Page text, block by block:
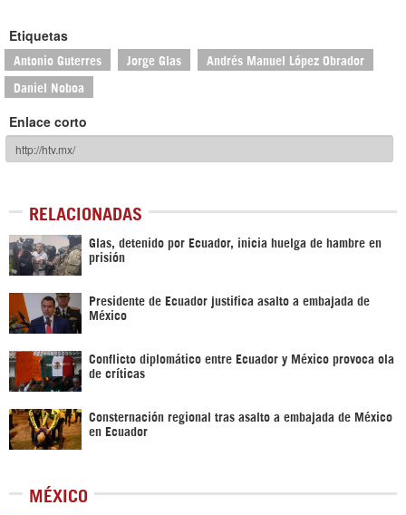
Etiquetas
Antonio Guterres Jorge Glas Andrés Manuel López Obrador
Daniel Noboa
Enlace corto
RELACIONADAS
Glas, detenido por Ecuador, inicia huelga de hambre en
prisión
Presidente de Ecuador justifica asalto a embajada de
México
Conflicto diplomático entre Ecuador y México provoca ola
de críticas
Consternación regional tras asalto a embajada de México
en Ecuador
MÉXICO